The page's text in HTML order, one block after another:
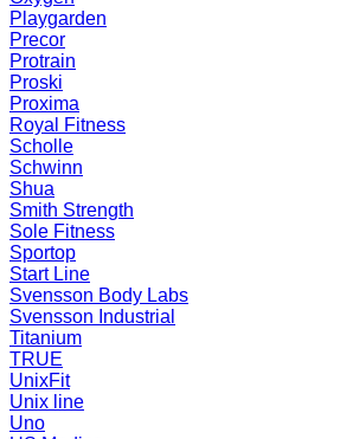
Playgarden
Precor
Protrain
Proski
Proxima
Royal Fitness
Scholle
Schwinn
Shua
Smith Strength
Sole Fitness
Sportop
Start Line
Svensson Body Labs
Svensson Industrial
Titanium
TRUE
UnixFit
Unix line
Uno